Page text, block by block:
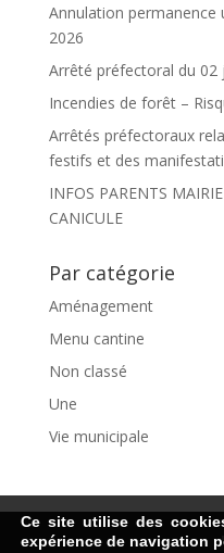
Annulation permanence
2026
Arrêté préfectoral du 02
Incendies de forêt –
Arrêtés préfectoraux
festifs et des
INFOS PARENTS
CANICULE
Par catégorie
Aménagement
Menu cantine
Non classé
Une
Vie municipale
Ce site utilise des
expérience de navigation